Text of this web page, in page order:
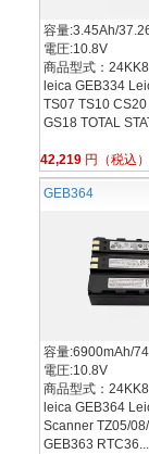
容量:3.45Ah/
電圧:10.8V
商品型式：
leica GEB334
TS07 TS10
GS18 TOTAL
42,219 円（税込）
GEB364
容量:6900mAh/
電圧:10.8V
商品型式：
leica GEB364
Scanner TZ05/
GEB363 RTC36...